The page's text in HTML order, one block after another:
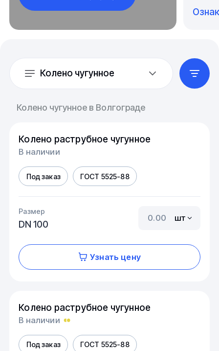
Колено чугунное
Колено чугунное в Волгограде
Колено раструбное чугунное
В наличии
Под заказ ГОСТ 5525-88
Размер
DN 100
шт
Узнать цену
Колено раструбное чугунное
В наличии
Под заказ ГОСТ 5525-88